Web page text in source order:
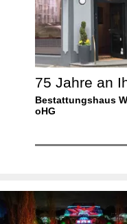
75 Jahre an
Bestattungshaus
oHG